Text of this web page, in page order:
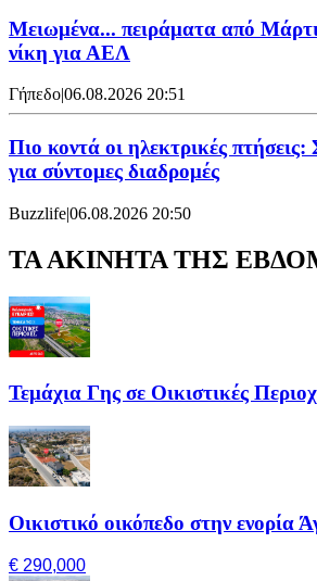
Μειωμένα... πειράματα από
νίκη για ΑΕΛ
Γήπεδο|06.08.2026 20:51
Πιο κοντά οι ηλεκτρικές πτήσεις:
για σύντομες διαδρομές
Buzzlife|06.08.2026 20:50
ΤΑ ΑΚΙΝΗΤΑ ΤΗΣ
Τεμάχια Γης σε Οικιστικές
Οικιστικό οικόπεδο στην ενορία
€ 290,000